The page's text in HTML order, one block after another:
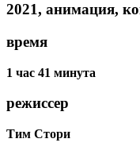
2021, анимация,
время
1 час 41 минута
режиссер
Тим Стори